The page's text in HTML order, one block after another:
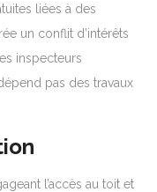
liées à des
un conflit d’intérêts
inspecteurs
pas des travaux
l’accès au toit et